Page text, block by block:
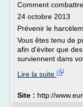
Comment
24 octobre 2013
Prévenir le
Vous êtes tenu de
afin d'éviter que
surviennent dans
Lire la suite
Site : http://